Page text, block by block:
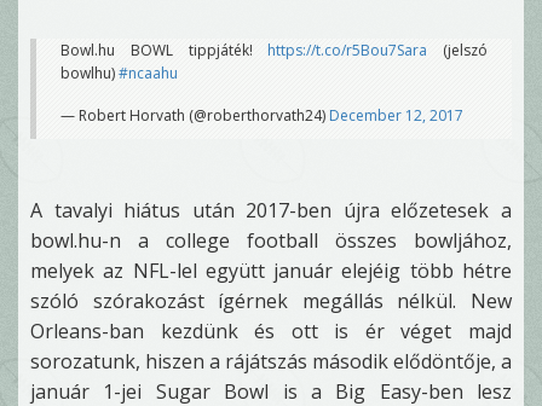
Bowl.hu BOWL tippjáték!https://t.co/r5Bou7Sara (jelszó
bowlhu)#ncaahu
— Robert Horvath (@roberthorvath24)December 12, 2017
A tavalyi hiátus után 2017-ben újra előzetesek a
bowl.hu-n a college football összes bowljához,
melyek az NFL-lel együtt január elejéig több hétre
szóló szórakozást ígérnek megállás nélkül. New
Orleans-ban kezdünk és ott is ér véget majd
sorozatunk, hiszen a rájátszás második elődöntője, a
január 1-jei Sugar Bowl is a Big Easy-ben lesz